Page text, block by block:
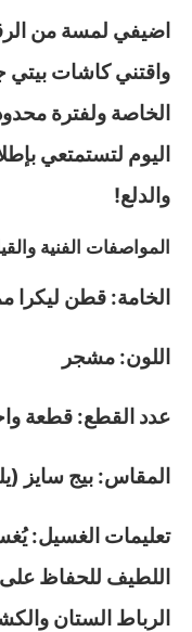
اضيفي لمسة من
واقتني كاشات بيتي
الخاصة ولفترة
اليوم لتستمتعي
والدلع!
المواصفات الفنية
الخامة: قطن ليكرا
اللون: مشجر
عدد القطع: قطعة
المقاس: بيج سايز (يلبس من 90
تعليمات الغسيل:
اللطيف للحفاظ على
الرباط الستان